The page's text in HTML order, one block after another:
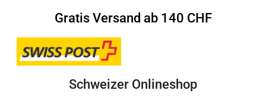
Gratis Versand ab 140 CHF
Schweizer Onlineshop